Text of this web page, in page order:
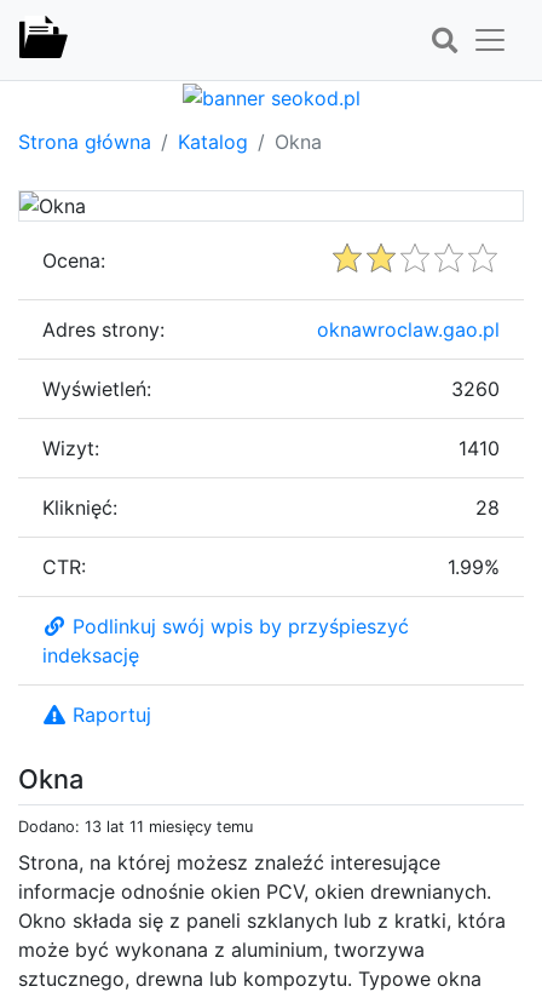
Strona główna Katalog Okna
Okna
Dodano: 13 lat 11 miesięcy temu
Strona, na której możesz znaleźć interesujące
informacje odnośnie okien PCV, okien drewnianych.
Okno składa się z paneli szklanych lub z kratki, która
może być wykonana z aluminium, tworzywa
sztucznego, drewna lub kompozytu. Typowe okna
Ocena:
Adres strony: oknawroclaw.gao.pl
Wyświetleń: 3260
Wizyt: 1410
Kliknięć: 28
CTR: 1.99%
Podlinkuj swój wpis by przyśpieszyć
indeksację
Raportuj